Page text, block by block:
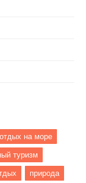
отдых на море
туризм
природа